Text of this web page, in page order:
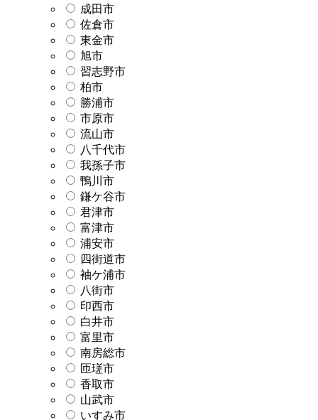
成田市
佐倉市
東金市
旭市
習志野市
柏市
勝浦市
市原市
流山市
八千代市
我孫子市
鴨川市
鎌ケ谷市
君津市
富津市
浦安市
四街道市
袖ケ浦市
八街市
印西市
白井市
富里市
南房総市
匝瑳市
香取市
山武市
いすみ市